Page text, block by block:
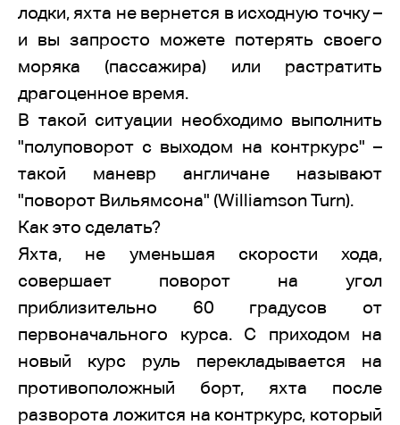
лодки, яхта не вернется в исходную точку –
и вы запросто можете потерять своего
моряка (пассажира) или растратить
драгоценное время.
В такой ситуации необходимо выполнить
"полуповорот с выходом на контркурс" –
такой маневр англичане называют
"поворот Вильямсона" (Williamson Turn).
Как это сделать?
Яхта, не уменьшая скорости хода,
совершает поворот на угол
приблизительно 60 градусов от
первоначального курса. С приходом на
новый курс руль перекладывается на
противоположный борт, яхта после
разворота ложится на контркурс, который